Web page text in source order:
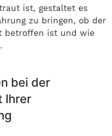
ist, gestaltet es
zu bringen, ob der
betroffen ist und wie
bei der
Ihrer